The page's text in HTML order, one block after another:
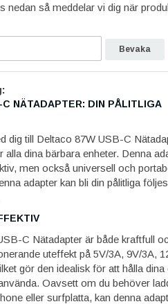
nedan så meddelar vi dig när
Bevaka
NÄTADAPTER: DIN PÅLITLIGA
dig till Deltaco 87W USB-C
dina bärbara enheter. Denna
men också universell och
adapter kan bli din pålitliga
C Nätadapter är både kraftfull
uteffekt på 5V/3A, 9V/3A,
gör den idealisk för att hålla dina
Oavsett om du behöver
eller surfplatta, kan denna